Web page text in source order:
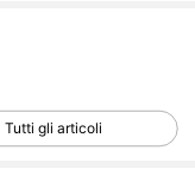
Tutti gli articoli